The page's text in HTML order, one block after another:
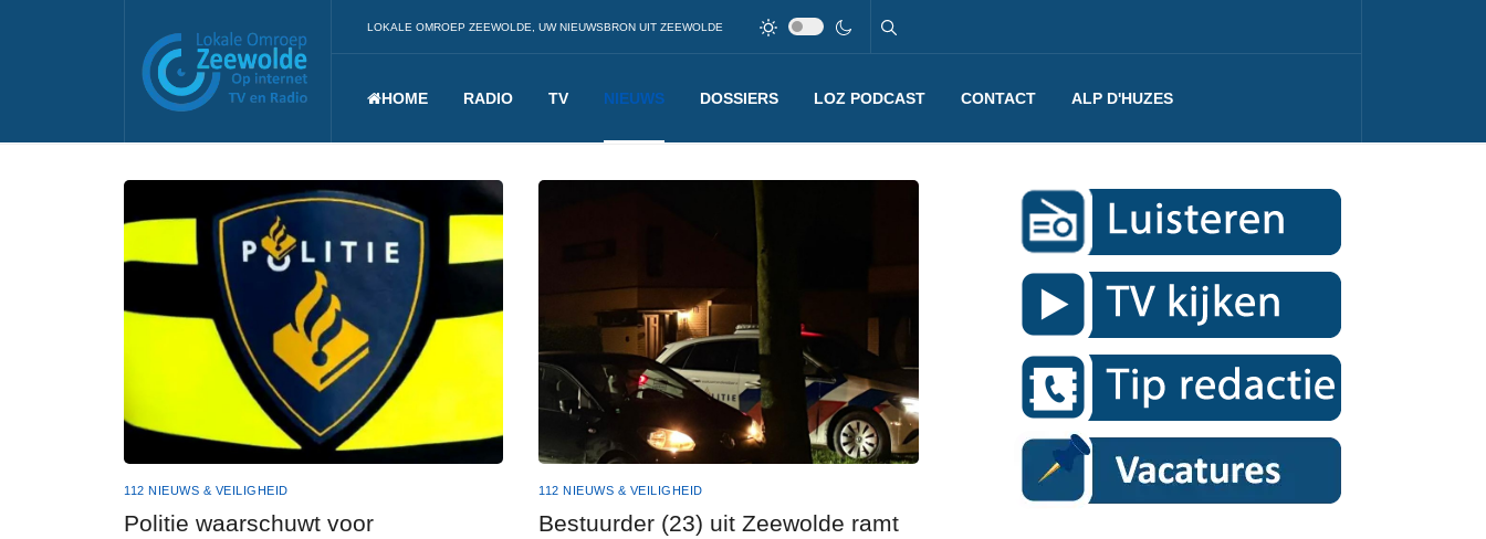
LOKALE OMROEP ZEEWOLDE, UW NIEUWSBRON UIT ZEEWOLDE
HOME RADIO TV NIEUWS DOSSIERS LOZ PODCAST CONTACT ALP D'HUZES
112 NIEUWS & VEILIGHEID
Politie waarschuwt voor
112 NIEUWS & VEILIGHEID
Bestuurder (23) uit Zeewolde ramt